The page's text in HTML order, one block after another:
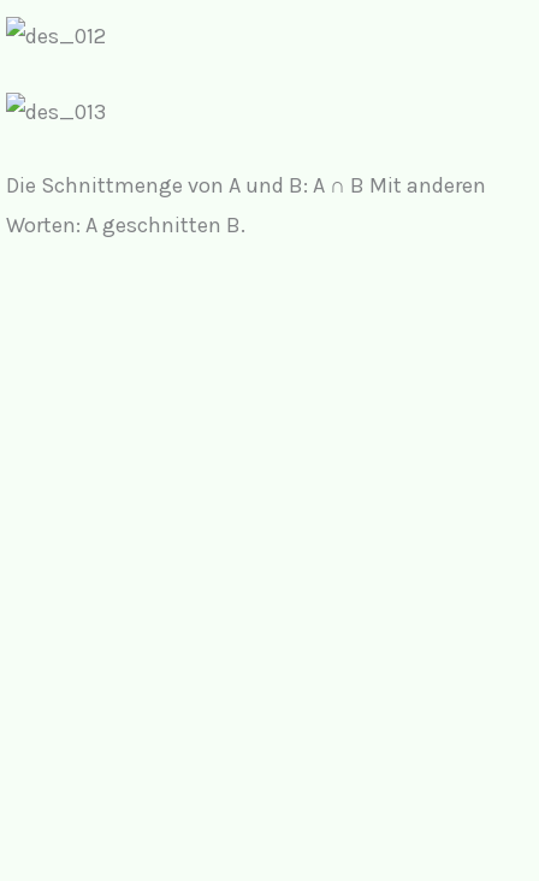
Die Schnittmenge von A und B: A ∩ B Mit anderen
Worten: A geschnitten B.